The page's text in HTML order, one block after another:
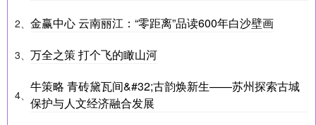
2、 金赢中心 云南丽江：“零距离”品读600年白沙壁画
3、 万全之策 打个飞的瞰山河
4、
牛策略 青砖黛瓦间&#32;古韵焕新生——苏州探索古城
保护与人文经济融合发展